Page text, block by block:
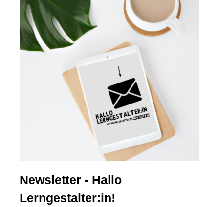
Newsletter - Hallo
Lerngestalter:in!